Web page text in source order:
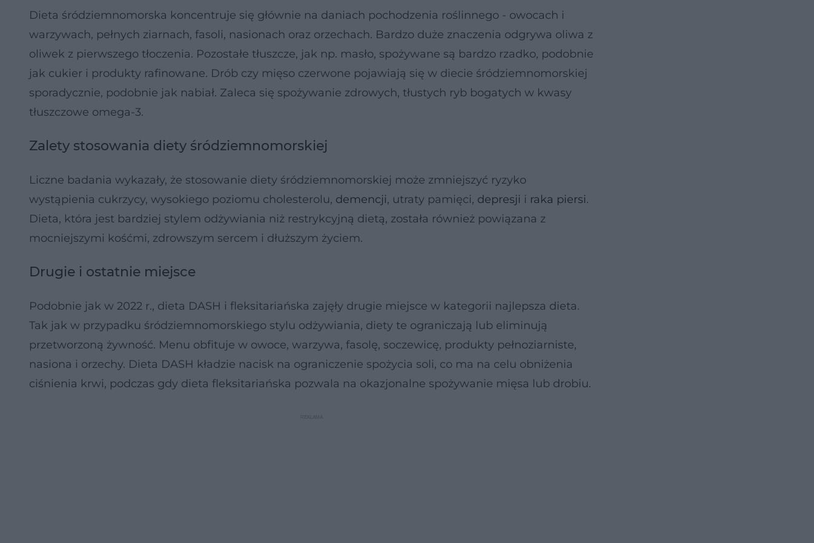
Dieta śródziemnomorska koncentruje się głównie na daniach pochodzenia roślinnego - owocach i
warzywach, pełnych ziarnach, fasoli, nasionach oraz orzechach. Bardzo duże znaczenia odgrywa oliwa z
oliwek z pierwszego tłoczenia. Pozostałe tłuszcze, jak np. masło, spożywane są bardzo rzadko, podobnie
jak cukier i produkty rafinowane. Drób czy mięso czerwone pojawiają się w diecie śródziemnomorskiej
sporadycznie, podobnie jak nabiał. Zaleca się spożywanie zdrowych, tłustych ryb bogatych w kwasy
tłuszczowe omega-3.
Zalety stosowania diety śródziemnomorskiej
Liczne badania wykazały, że stosowanie diety śródziemnomorskiej może zmniejszyć ryzyko
wystąpienia cukrzycy, wysokiego poziomu cholesterolu, demencji, utraty pamięci, depresji i raka piersi.
Dieta, która jest bardziej stylem odżywiania niż restrykcyjną dietą, została również powiązana z
mocniejszymi kośćmi, zdrowszym sercem i dłuższym życiem.
Drugie i ostatnie miejsce
Podobnie jak w 2022 r., dieta DASH i fleksitariańska zajęły drugie miejsce w kategorii najlepsza dieta.
Tak jak w przypadku śródziemnomorskiego stylu odżywiania, diety te ograniczają lub eliminują
przetworzoną żywność. Menu obfituje w owoce, warzywa, fasolę, soczewicę, produkty pełnoziarniste,
nasiona i orzechy. Dieta DASH kładzie nacisk na ograniczenie spożycia soli, co ma na celu obniżenia
ciśnienia krwi, podczas gdy dieta fleksitariańska pozwala na okazjonalne spożywanie mięsa lub drobiu.